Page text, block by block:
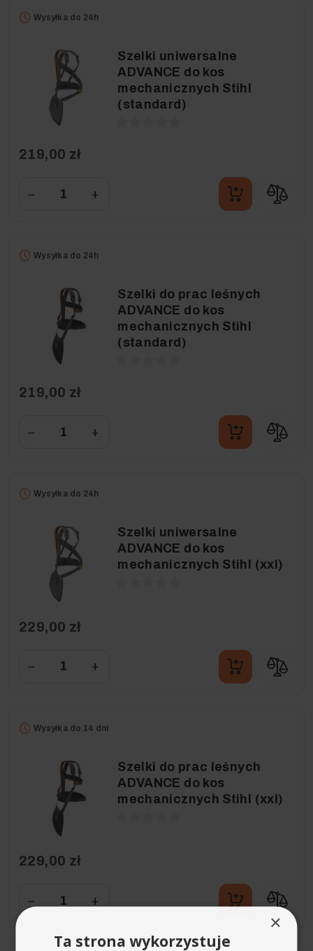
Wysyłka do 24h
Szelki uniwersalne
ADVANCE do kos
mechanicznych Stihl
(standard)
219,00 zł
− +
Wysyłka do 24h
Szelki do prac leśnych
ADVANCE do kos
mechanicznych Stihl
(standard)
219,00 zł
− +
Wysyłka do 24h
Szelki uniwersalne
ADVANCE do kos
mechanicznych Stihl (xxl)
229,00 zł
− +
Wysyłka do 14 dni
Szelki do prac leśnych
ADVANCE do kos
mechanicznych Stihl (xxl)
229,00 zł
− +
×
Ta strona wykorzystuje